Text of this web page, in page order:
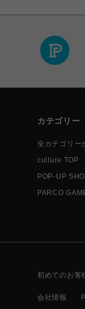
カテゴリー
全カテゴリー
culture TOP
POP-UP
PARCO
初めてのお客
会社情報